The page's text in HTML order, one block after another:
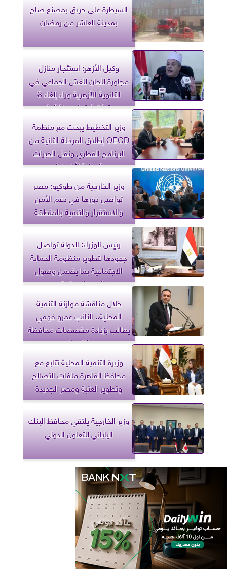
السيطرة على حريق بمصنع صاج
بمدينة العاشر من رمضان
وكيل الأزهر: استئجار منازل
مجاورة للجان للغش الجماعي في
الثانوية الأزهرية وراء إلغاء 3
مقرات امتحان هذا العام
وزير التخطيط يبحث مع منظمة
OECD إطلاق المرحلة الثانية من
البرنامج القطري ونقل الخبرات
الدولية لأفريقيا
وزير الخارجية من طوكيو: مصر
تواصل دورها في دعم الأمن
والاستقرار والتنمية بالمنطقة
رئيس الوزراء: الدولة تواصل
جهودها لتطوير منظومة الحماية
الاجتماعية بما يضمن وصول
الدعم لمستحقيه
خلال مناقشة موازنة التنمية
المحلية.. النائب عمرو فهمي
يطالب بزيادة مخصصات محافظة
الغربية
وزيرة التنمية المحلية تتابع مع
محافظ القاهرة ملفات التصالح
وتطوير العتبة ومصر الجديدة
وزير الخارجية يلتقي محافظ البنك
الياباني للتعاون الدولي